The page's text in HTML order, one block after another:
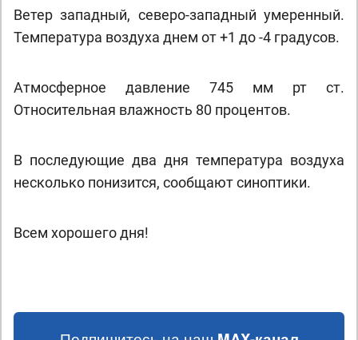
Ветер западный, северо-западный умеренный.
Температура воздуха днем от +1 до -4 градусов.
Атмосферное давление 745 мм рт ст.
Относительная влажность 80 процентов.
В последующие два дня температура воздуха
несколько понизится, сообщают синоптики.
Всем хорошего дня!